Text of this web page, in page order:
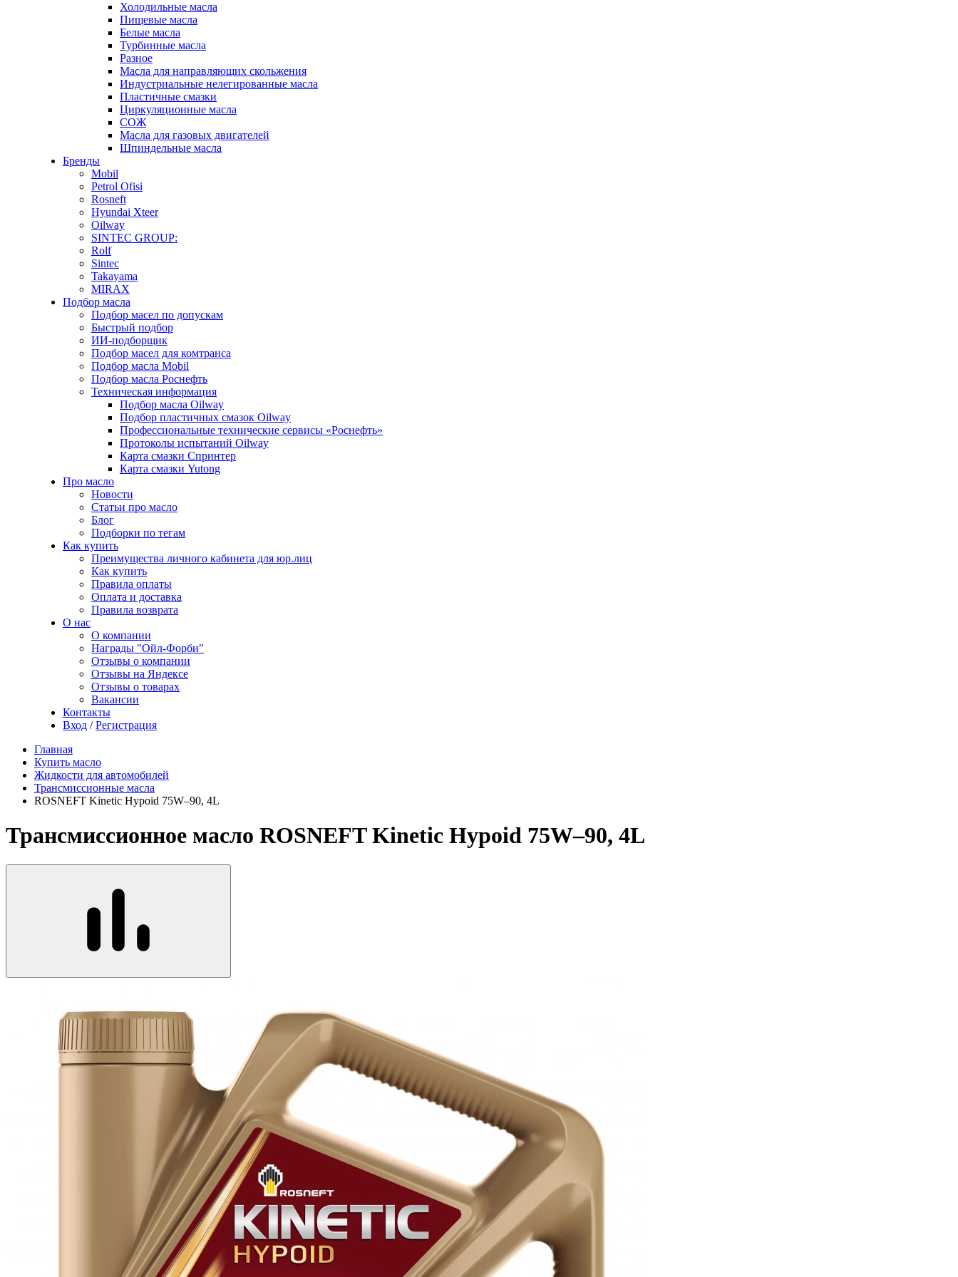
Холодильные масла
Пищевые масла
Белые масла
Турбинные масла
Разное
Масла для направляющих скольжения
Индустриальные нелегированные масла
Пластичные смазки
Циркуляционные масла
СОЖ
Масла для газовых двигателей
Шпиндельные масла
Бренды
Mobil
Petrol Ofisi
Rosneft
Hyundai Xteer
Oilway
SINTEC GROUP:
Rolf
Sintec
Takayama
MIRAX
Подбор масла
Подбор масел по допускам
Быстрый подбор
ИИ-подборщик
Подбор масел для комтранса
Подбор масла Mobil
Подбор масла Роснефть
Техническая информация
Подбор масла Oilway
Подбор пластичных смазок Oilway
Профессиональные технические сервисы «Роснефть»
Протоколы испытаний Oilway
Карта смазки Спринтер
Карта смазки Yutong
Про масло
Новости
Статьи про масло
Блог
Подборки по тегам
Как купить
Преимущества личного кабинета для юр.лиц
Как купить
Правила оплаты
Оплата и доставка
Правила возврата
О нас
О компании
Награды "Ойл-Форби"
Отзывы о компании
Отзывы на Яндексе
Отзывы о товарах
Вакансии
Контакты
Вход / Регистрация
Главная
Купить масло
Жидкости для автомобилей
Трансмиссионные масла
ROSNEFT Kinetic Hypoid 75W–90, 4L
Трансмиссионное масло ROSNEFT Kinetic Hypoid 75W–90, 4L